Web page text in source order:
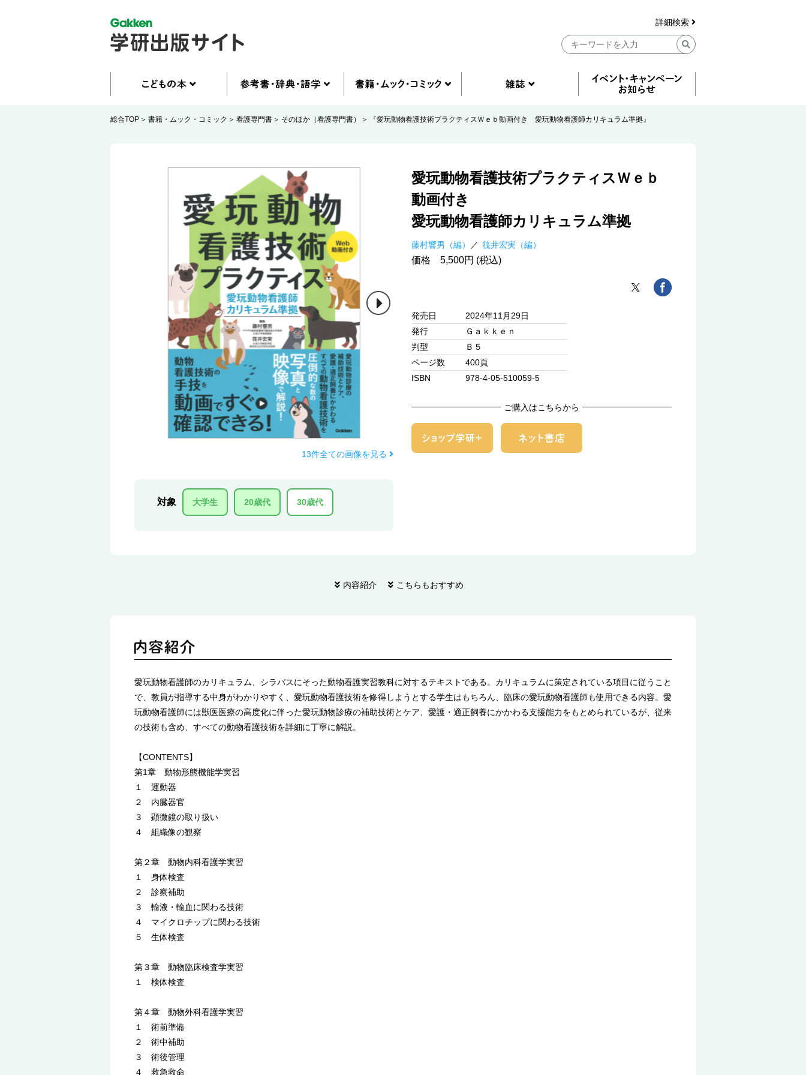
詳細検索
総合TOP 書籍・ムック・コミック 看護専門書 そのほか（看護専門書） 『愛玩動物看護技術プラクティスＷｅｂ動画付き 愛玩動物看護師カリキュラム準拠』
13件全ての画像を見る
対象 大学生 20歳代 30歳代
愛玩動物看護技術プラクティスＷｅｂ
動画付き
愛玩動物看護師カリキュラム準拠
藤村響男（編） 筏井宏実（編）
価格 5,500円 (税込)
発売日
2024年11月29日
発行
Ｇａｋｋｅｎ
判型
Ｂ５
ページ数
400頁
ISBN
978-4-05-510059-5
ご購入はこちらから
内容紹介 こちらもおすすめ
愛玩動物看護師のカリキュラム、シラバスにそった動物看護実習教科に対するテキストである。カリキュラムに策定されている項目に従うこと
で、教員が指導する中身がわかりやすく、愛玩動物看護技術を修得しようとする学生はもちろん、臨床の愛玩動物看護師も使用できる内容。愛
玩動物看護師には獣医医療の高度化に伴った愛玩動物診療の補助技術とケア、愛護・適正飼養にかかわる支援能力をもとめられているが、従来
の技術も含め、すべての動物看護技術を詳細に丁寧に解説。
【CONTENTS】
第1章 動物形態機能学実習
１ 運動器
２ 内臓器官
３ 顕微鏡の取り扱い
４ 組織像の観察
第２章 動物内科看護学実習
１ 身体検査
２ 診察補助
３ 輸液・輸血に関わる技術
４ マイクロチップに関わる技術
５ 生体検査
第３章 動物臨床検査学実習
１ 検体検査
第４章 動物外科看護学実習
１ 術前準備
２ 術中補助
３ 術後管理
４ 救急救命